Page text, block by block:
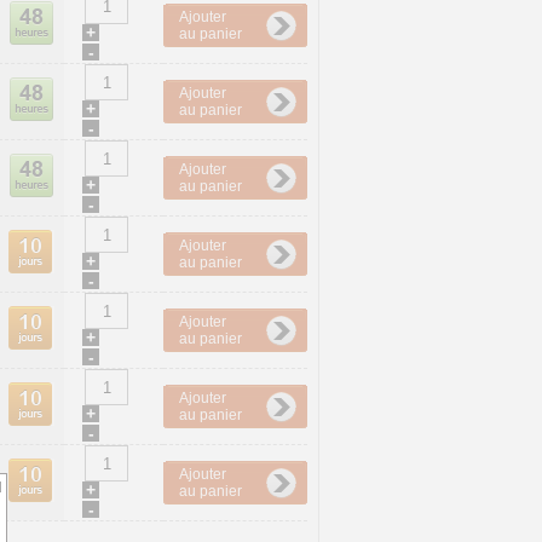
+
-
Ajouter
au panier
+
-
Ajouter
au panier
+
-
Ajouter
au panier
+
-
Ajouter
au panier
+
-
Ajouter
au panier
+
-
Ajouter
au panier
+
-
Ajouter
au panier